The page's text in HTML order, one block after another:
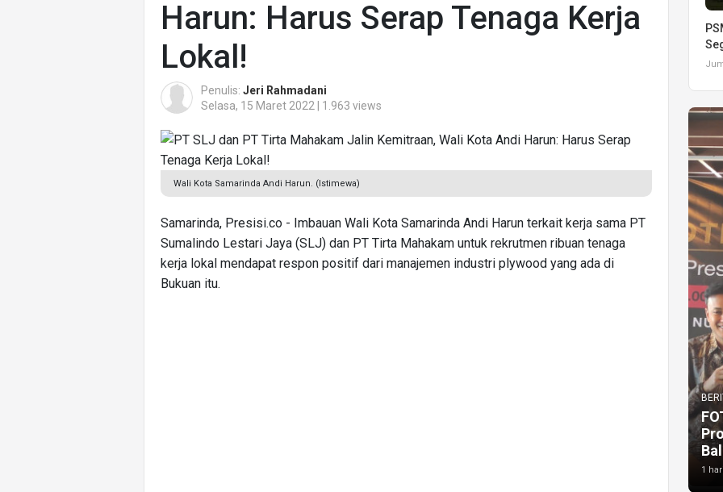
Harun: Harus Serap Tenaga Kerja
Lokal!
Penulis: Jeri Rahmadani
Selasa, 15 Maret 2022 | 1.963 views
Wali Kota Samarinda Andi Harun. (Istimewa)
Samarinda, Presisi.co - Imbauan Wali Kota Samarinda Andi Harun terkait kerja sama PT
Sumalindo Lestari Jaya (SLJ) dan PT Tirta Mahakam untuk rekrutmen ribuan tenaga
kerja lokal mendapat respon positif dari manajemen industri plywood yang ada di
Bukuan itu.
1